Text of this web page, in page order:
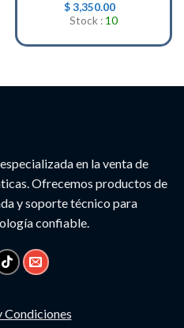
$3,350.00
Stock : 10
en la venta de
Ofrecemos productos de
y soporte técnico para
confiable.
Condiciones